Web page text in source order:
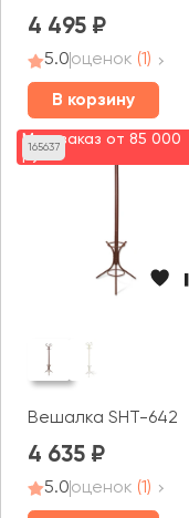
4 495
5.0оценок (1)
В корзину
165637
Мин. заказ от 85 000
руб.
Вешалка SHT-642
4 635
5.0оценок (1)